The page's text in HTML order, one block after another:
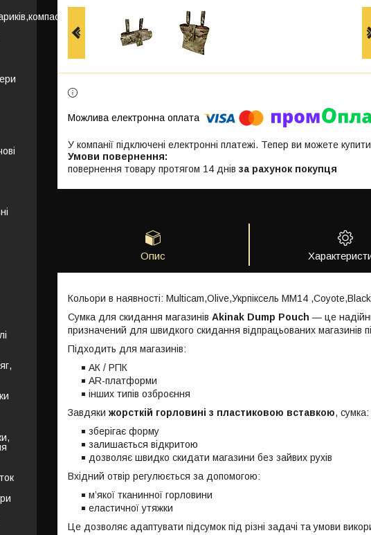
У компанії підключені електронні платежі. Тепер ви можете
повернення товару протягом 14 днів за рахунок покупця
Опис
Кольори в наявності: Multicam,Olive,Укрпіксель ММ14 ,Coyote,Black
Сумка для скидання магазинів Akinak Dump Pouch — це
призначений для швидкого скидання відпрацьованих магазинів
Підходить для магазинів:
АК / РПК
AR-платформи
інших типів озброєння
Завдяки жорсткій горловині з пластиковою вставкою, сумка:
зберігає форму
залишається відкритою
дозволяє швидко скидати магазини без зайвих рухів
Вхідний отвір регулюється за допомогою:
м’якої тканинної горловини
еластичної утяжки
Це дозволяє адаптувати підсумок під різні задачі та умови